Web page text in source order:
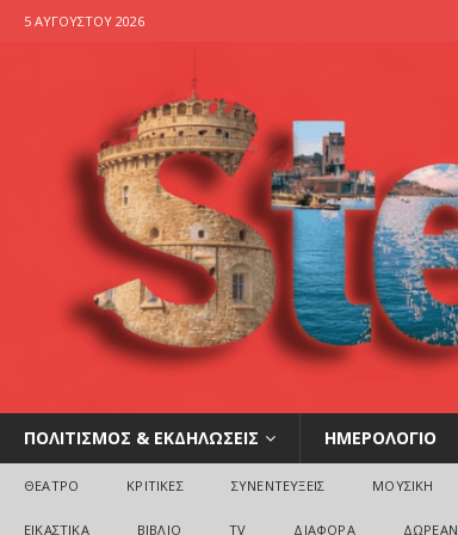
5 ΑΥΓΟΎΣΤΟΥ 2026
ΠΟΛΙΤΙΣΜΟΣ & ΕΚΔΗΛΩΣΕΙΣ ΗΜΕΡΟΛΟΓΙΟ
ΘΕΑΤΡΟ ΚΡΙΤΙΚΕΣ ΣΥΝΕΝΤΕΥΞΕΙΣ ΜΟΥΣΙΚΗ
ΕΙΚΑΣΤΙΚΑ ΒΙΒΛΙΟ TV ΔΙΑΦΟΡΑ ΔΩΡΕΑΝ